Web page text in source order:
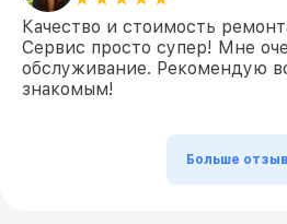
Качество и стоимость
Сервис просто супер! Мне
обслуживание. Рекомендую
знакомым!
Больше